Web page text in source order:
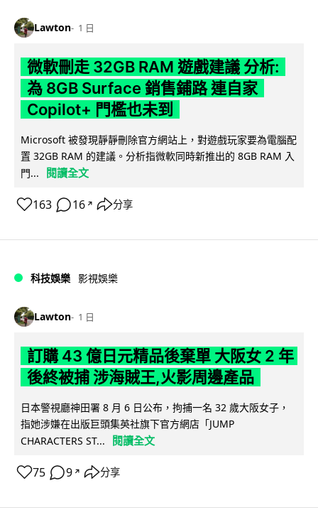
Lawton 1 日
微軟刪走 32GB RAM 遊戲建議 分析:
為 8GB Surface 銷售鋪路 連自家
Copilot+ 門檻也未到
Microsoft 被發現靜靜刪除官方網站上，對遊戲玩家要為電腦配
置 32GB RAM 的建議。分析指微軟同時新推出的 8GB RAM 入
門...
閱讀全文
163 16 ↗ 分享
科技娛樂 影視娛樂
Lawton 1 日
訂購 43 億日元精品後棄單 大阪女 2 年
後終被捕 涉海賊王,火影周邊產品
日本警視廳神田署 8 月 6 日公布，拘捕一名 32 歲大阪女子，
指她涉嫌在出版巨頭集英社旗下官方網店「JUMP
CHARACTERS ST...
閱讀全文
75 9 ↗ 分享